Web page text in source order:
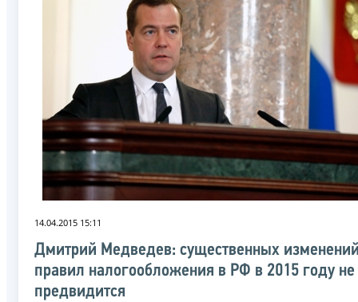
14.04.2015 15:11
Дмитрий Медведев: существенных
правил налогообложения в РФ в 2015 году не
предвидится